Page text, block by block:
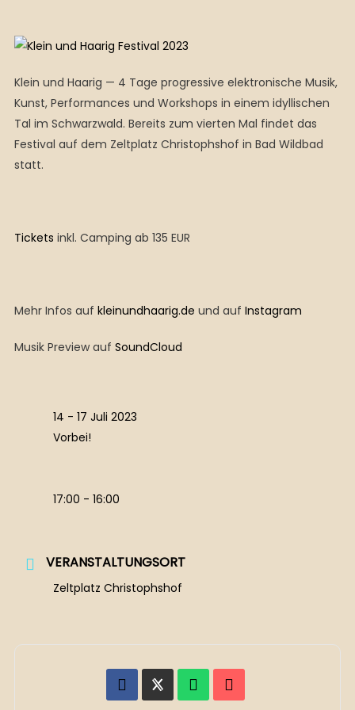
Klein und Haarig — 4 Tage progressive elektronische Musik,
Kunst, Performances und Workshops in einem idyllischen
Tal im Schwarzwald. Bereits zum vierten Mal findet das
Festival auf dem Zeltplatz Christophshof in Bad Wildbad
statt.
Tickets inkl. Camping ab 135 EUR
Mehr Infos auf kleinundhaarig.de und auf Instagram
Musik Preview auf SoundCloud
14 - 17 Juli 2023
Vorbei!
17:00 - 16:00
VERANSTALTUNGSORT
Zeltplatz Christophshof